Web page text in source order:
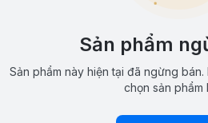
Sản phẩm
Sản phẩm này hiện tại đã ngừng
chọn sản phẩm